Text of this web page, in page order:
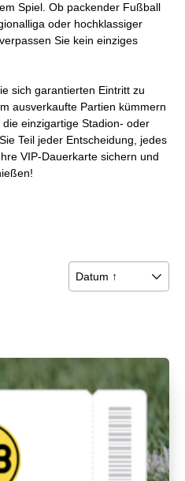
Spiel. Ob packender Fußball
oder hochklassiger
Sie kein einziges
sich garantierten Eintritt zu
ausverkaufte Partien kümmern
einzigartige Stadion- oder
Teil jeder Entscheidung, jedes
VIP-Dauerkarte sichern und
Datum ↑ 􀆈